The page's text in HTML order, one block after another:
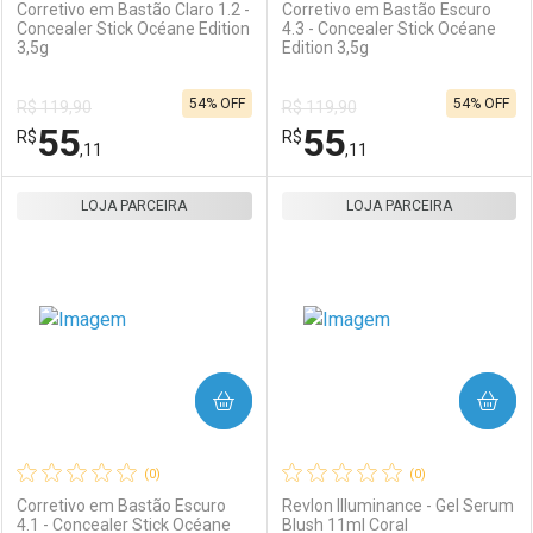
Ativar Desconto
Comprar sem Desconto
Por R$ 55,11/cada
Comprar sem Desconto
Por R$ 55,11/cada
Ativar Desconto
Comprar sem Desconto
Por R$ 55,11/cada
Comprar sem Desconto
Por R$ 55,11/cada
Corretivo em Bastão Claro 1.2 -
Concealer Stick Océane Edition
3,5g
R$ 119,90
R$55,11
54% OFF
Corretivo em Bastão Escuro
4.3 - Concealer Stick Océane
Edition 3,5g
R$ 119,90
R$55,11
54% OFF
(0)
Corretivo em Bastão Escuro
4.1 - Concealer Stick Océane
LOJA PARCEIRA
COMPRAR
(0)
Revlon Illuminance - Gel Serum
Blush 11ml Coral
LOJA PARCEIRA
COMPRAR